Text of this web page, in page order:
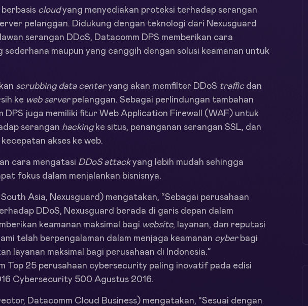
cloudyang menyediakan proteksi terhadap serangan
pelanggan. Didukung dengan teknologi dari Nexusguard
serangan DDoS, Datacomm DPS memberikan cara
sederhana maupun yang canggih dengan solusi keamanan untuk
scrubbing data centeryang akan memfilter DDoS trafficdan
ke web serverpelanggan. Sebagai perlindungan tambahan
DPS juga memiliki fitur Web Application Firewall (WAF) untuk
serangan hackingke situs, penanganan serangan SSL, dan
akses ke web.
cara mengatasi DDoS attackyang lebih mudah sehingga
fokus dalam menjalankan bisnisnya.
Asia, Nexusguard) mengatakan, “Sebagai perusahaan
DDoS, Nexusguard berada di garis depan dalam
keamanan maksimal bagi website, layanan, dan reputasi
telah berpengalaman dalam menjaga keamanan cyberbagi
layanan maksimal bagi perusahaan di Indonesia.”
Top 25 perusahaan cybersecurity paling inovatif pada edisi
Cybersecurity 500 Agustus 2016.
Datacomm Cloud Business) mengatakan, “Sesuai dengan